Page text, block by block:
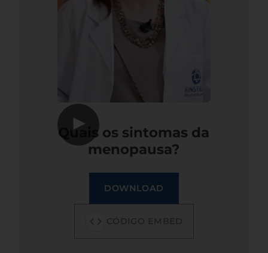
▶
Quais os sintomas da
menopausa?
DOWNLOAD